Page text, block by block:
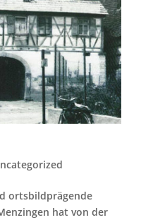
ortsbildprägende
hat von der